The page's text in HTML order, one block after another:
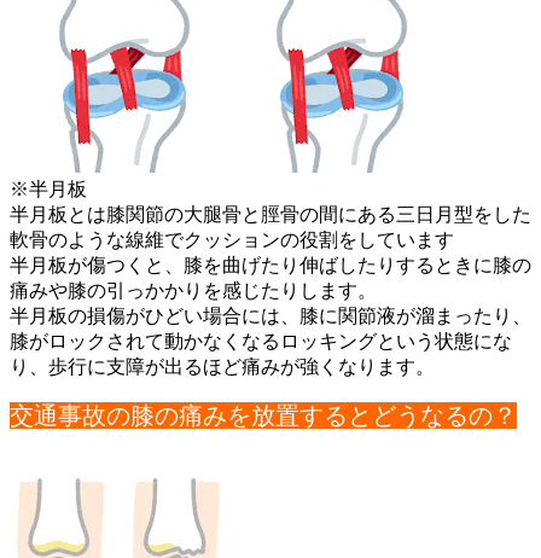
※半月板
半月板とは膝関節の大腿骨と脛骨の間にある三日月型をした
軟骨のような線維でクッションの役割をしています
半月板が傷つくと、膝を曲げたり伸ばしたりするときに膝の
痛みや膝の引っかかりを感じたりします。
半月板の損傷がひどい場合には、膝に関節液が溜まったり、
膝がロ ックされて動かなくなるロッキングという状態にな
り、歩行に支障が出るほど痛みが強くなります。
交通事故の膝の痛みを放置するとどうなるの？